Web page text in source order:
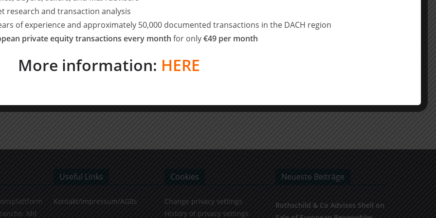
Mit
Useful Links
Kontakt/Impressum/AGBs
Cookies
Change privacy settings
History of privacy settings
Neueste Beiträge
Rothschild & Co Advises Shell on
research and transaction analysis
of experience and approximately 50,000 documented transactions in the DACH region
private equity transactions every month for only€49 per month
More information: HERE